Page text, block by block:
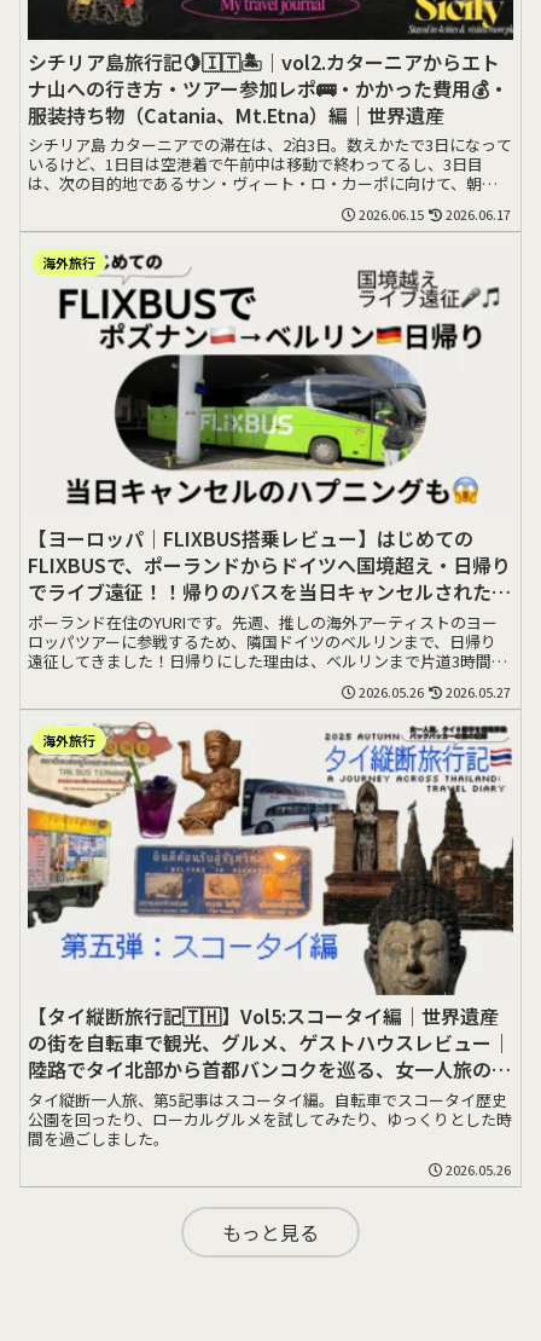
シチリア島旅行記🍋🇮🇹🏝️｜vol2.カターニアからエト
ナ山への行き方・ツアー参加レポ🚌・かかった費用💰・
服装持ち物（Catania、Mt.Etna）編｜世界遺産
シチリア島 カターニアでの滞在は、2泊3日。数えかたで3日になって
いるけど、1日目は空港着で午前中は移動で終わってるし、3日目
は、次の目的地であるサン・ヴィート・ロ・カーポに向けて、朝早
2026.06.15 2026.06.17
海外旅行
【ヨーロッパ｜FLIXBUS搭乗レビュー】はじめての
FLIXBUSで、ポーランドからドイツへ国境超え・日帰り
でライブ遠征！！帰りのバスを当日キャンセルされた
話。
ポーランド在住のYURIです。先週、推しの海外アーティストのヨー
ロッパツアーに参戦するため、隣国ドイツのベルリンまで、日帰り
遠征してきました！日帰りにした理由は、ベルリンまで片道3時間で
2026.05.26 2026.05.27
海外旅行
【タイ縦断旅行記🇹🇭】Vol5:スコータイ編｜世界遺産
の街を自転車で観光、グルメ、ゲストハウスレビュー｜
陸路でタイ北部から首都バンコクを巡る、女一人旅の記
録
タイ縦断一人旅、第5記事はスコータイ編。自転車でスコータイ歴史
公園を回ったり、ローカルグルメを試してみたり、ゆっくりとした時
間を過ごしました。
2026.05.26
もっと見る